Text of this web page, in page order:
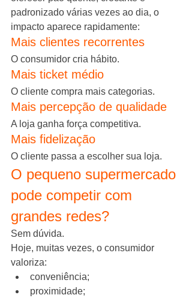
padronizado várias vezes ao dia, o
impacto aparece rapidamente:
Mais clientes recorrentes
O consumidor cria hábito.
Mais ticket médio
O cliente compra mais categorias.
Mais percepção de qualidade
A loja ganha força competitiva.
Mais fidelização
O cliente passa a escolher sua loja.
O pequeno supermercado
pode competir com
grandes redes?
Sem dúvida.
Hoje, muitas vezes, o consumidor
valoriza:
conveniência;
proximidade;